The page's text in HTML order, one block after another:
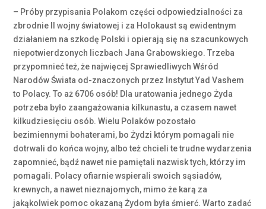
– Próby przypisania Polakom części odpowiedzialności za
zbrodnie II wojny światowej i za Holokaust są ewidentnym
działaniem na szkodę Polski i opierają się na szacunkowych
niepotwierdzonych liczbach Jana Grabowskiego. Trzeba
przypomnieć też, że najwięcej Sprawiedliwych Wśród
Narodów Świata od-znaczonych przez Instytut Yad Vashem
to Polacy. To aż 6706 osób! Dla uratowania jednego Żyda
potrzeba było zaangażowania kilkunastu, a czasem nawet
kilkudziesięciu osób. Wielu Polaków pozostało
bezimiennymi bohaterami, bo Żydzi którym pomagali nie
dotrwali do końca wojny, albo też chcieli te trudne wydarzenia
zapomnieć, bądź nawet nie pamiętali nazwisk tych, którzy im
pomagali. Polacy ofiarnie wspierali swoich sąsiadów,
krewnych, a nawet nieznajomych, mimo że karą za
jakąkolwiek pomoc okazaną Żydom była śmierć. Warto zadać